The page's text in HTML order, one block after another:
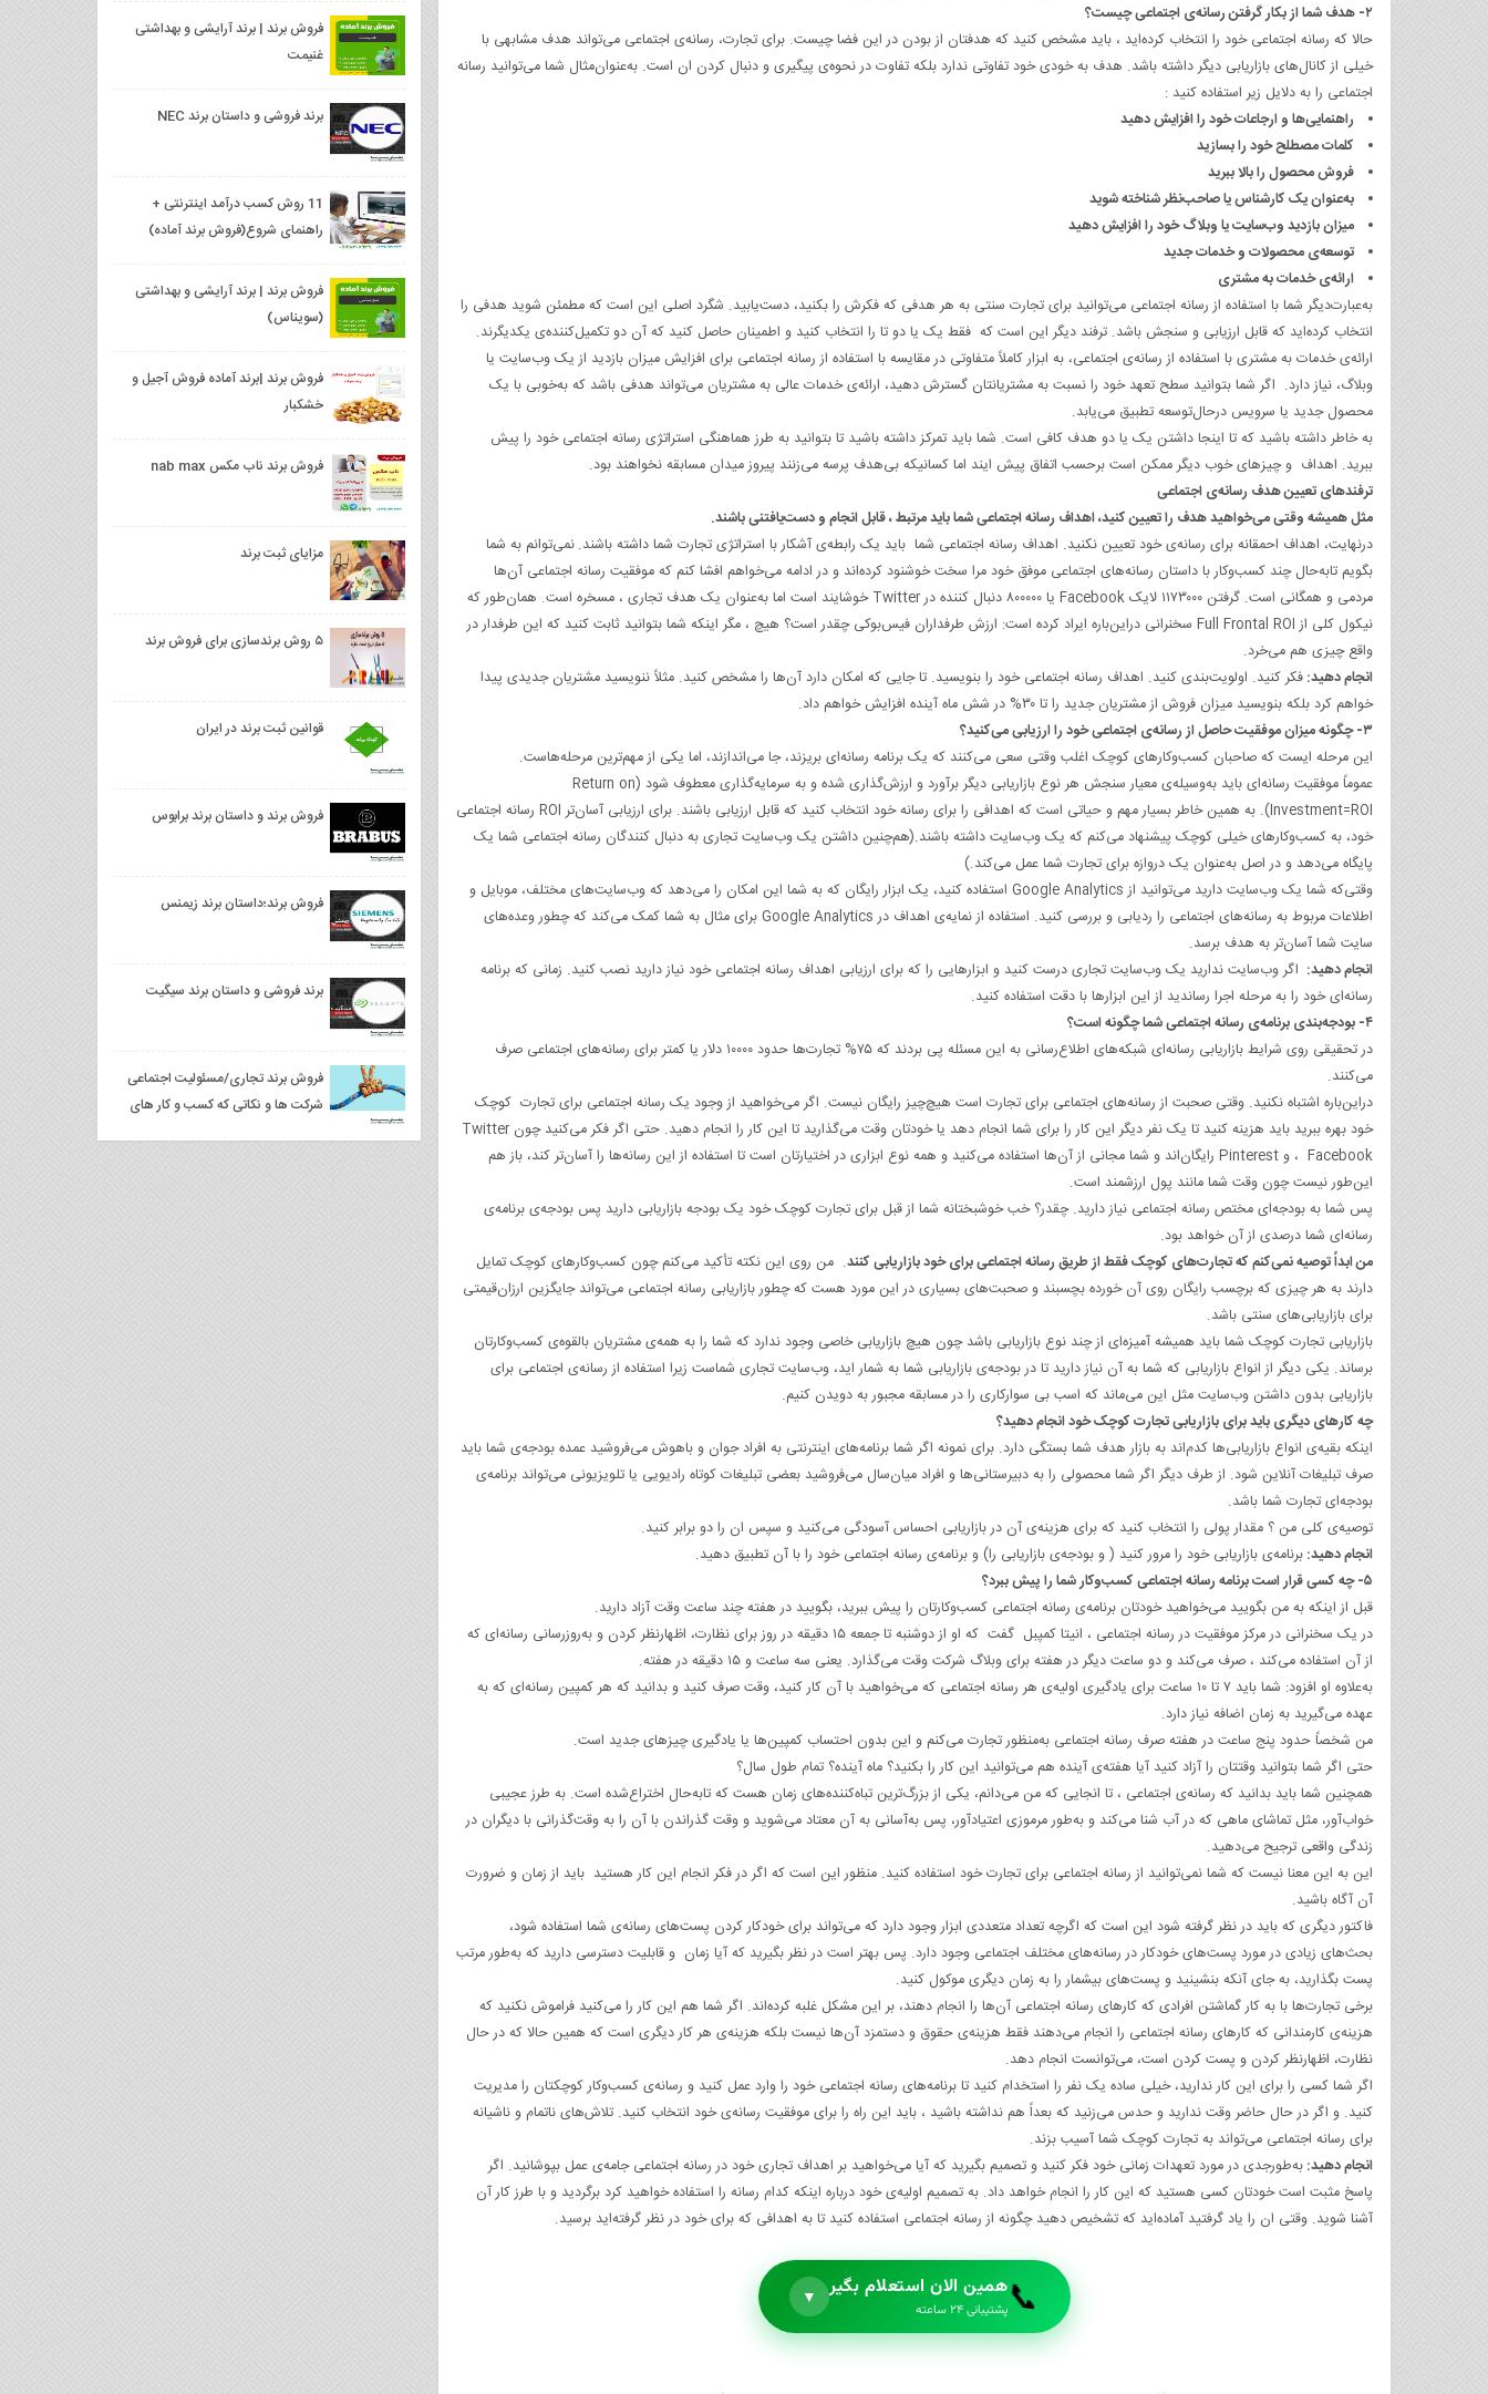
۲- هدف شما از بکار گرفتن رسانه‌ی اجتماعی چیست؟
حالا که رسانه اجتماعی خود را انتخاب کرده‌اید ، باید مشخص کنید که هدفتان از بودن در این فضا چیست. برای تجارت، رسانه‌ی اجتماعی می‌تواند هدف مشابهی با
خیلی از کانال‌های بازاریابی دیگر داشته باشد. هدف به‌ خودی‌ خود تفاوتی ندارد بلکه تفاوت در نحوه‌ی پیگیری و دنبال کردن ان است. به‌عنوان‌مثال شما می‌توانید رسانه
اجتماعی را به دلایل زیر استفاده کنید :
راهنمایی‌ها و ارجاعات خود را افزایش دهید
کلمات مصطلح خود را بسازید
فروش محصول را بالا ببرید
به‌عنوان یک کارشناس یا صاحب‌نظر شناخته شوید
میزان بازدید وب‌سایت یا وبلاگ خود را افزایش دهید
توسعه‌ی محصولات و خدمات جدید
ارائه‌ی خدمات به مشتری
به‌عبارت‌دیگر شما با استفاده از رسانه اجتماعی می‌توانید برای تجارت سنتی به هر هدفی که فکرش را بکنید، دست‌یابید. شگرد اصلی این است که مطمئن شوید هدفی را
انتخاب کرده‌اید که قابل ارزیابی و سنجش باشد. ترفند دیگر این است که فقط یک یا دو تا را انتخاب کنید و اطمینان حاصل کنید که آن دو تکمیل‌کننده‌ی یکدیگرند.
ارائه‌ی خدمات به مشتری با استفاده از رسانه‌ی اجتماعی، به ابزار کاملاً متفاوتی در مقایسه با استفاده از رسانه اجتماعی برای افزایش میزان بازدید از یک وب‌سایت یا
وبلاگ، نیاز دارد. اگر شما بتوانید سطح تعهد خود را نسبت به مشتریانتان گسترش دهید، ارائه‌ی خدمات عالی به مشتریان می‌تواند هدفی باشد که به‌خوبی با یک
محصول جدید یا سرویس درحال‌توسعه تطبیق می‌یابد.
به خاطر داشته باشید که تا اینجا داشتن یک یا دو هدف کافی است. شما باید تمرکز داشته باشید تا بتوانید به طرز هماهنگی استراتژی رسانه اجتماعی خود را پیش
ببرید. اهداف و چیزهای خوب دیگر ممکن است برحسب اتفاق پیش ایند اما کسانیکه بی‌هدف پرسه می‌زنند پیروز میدان مسابقه نخواهند بود.
ترفندهای تعیین هدف رسانه‌ی اجتماعی
مثل همیشه وقتی می‌خواهید هدف را تعیین کنید، اهداف رسانه اجتماعی شما باید مرتبط ، قابل انجام و دست‌یافتنی باشند.
درنهایت، اهداف احمقانه برای رسانه‌ی خود تعیین نکنید. اهداف رسانه اجتماعی شما باید یک رابطه‌ی آشکار با استراتژی تجارت شما داشته باشند.نمی‌توانم به شما
بگویم تابه‌حال چند کسب‌وکار با داستان رسانه‌های اجتماعی موفق خود مرا سخت خوشنود کرده‌اند و در ادامه می‌خواهم افشا کنم که موفقیت رسانه اجتماعی آن‌ها
مردمی و همگانی است. گرفتن ۱۱۷۳۰۰۰ لایک Facebook یا ۸۰۰۰۰۰ دنبال کننده در Twitter خوشایند است اما به‌عنوان یک هدف تجاری ، مسخره است. همان‌طور که
نیکول کلی از Full Frontal ROI سخنرانی دراین‌باره ایراد کرده است: ارزش طرفداران فیس‌بوکی چقدر است؟ هیچ ، مگر اینکه شما بتوانید ثابت کنید که این طرفدار در
واقع چیزی هم می‌خرد.
انجام دهید:فکر کنید. اولویت‌بندی کنید. اهداف رسانه اجتماعی خود را بنویسید. تا جایی که امکان دارد آن‌ها را مشخص کنید. مثلاً ننویسید مشتریان جدیدی پیدا
خواهم کرد بلکه بنویسید میزان فروش از مشتریان جدید را تا ۳۰% در شش ماه آینده افزایش خواهم داد.
۳- چگونه میزان موفقیت حاصل از رسانه‌ی اجتماعی خود را ارزیابی می‌کنید؟
این مرحله ایست که صاحبان کسب‌وکارهای کوچک اغلب وقتی سعی می‌کنند که یک برنامه رسانه‌ای بریزند، جا می‌اندازند، اما یکی از مهم‌ترین مرحله‌هاست.
عموماً موفقیت رسانه‌ای باید به‌وسیله‌ی معیار سنجش هر نوع بازاریابی دیگر برآورد و ارزش‌گذاری شده و به سرمایه‌گذاری معطوف شود (Return on
Investment=ROI). به همین خاطر بسیار مهم و حیاتی است که اهدافی را برای رسانه خود انتخاب کنید که قابل ارزیابی باشند. برای ارزیابی آسان‌تر ROI رسانه اجتماعی
خود، به کسب‌وکارهای خیلی کوچک پیشنهاد می‌کنم که یک وب‌سایت داشته باشند.(هم‌چنین داشتن یک وب‌سایت تجاری به دنبال کنندگان رسانه اجتماعی شما یک
پایگاه می‌دهد و در اصل به‌عنوان یک دروازه برای تجارت شما عمل می‌کند.)
وقتی‌که شما یک وب‌سایت دارید می‌توانید از Google Analytics استفاده کنید، یک ابزار رایگان که به شما این امکان را می‌دهد که وب‌سایت‌های مختلف، موبایل و
اطلاعات مربوط به رسانه‌های اجتماعی را ردیابی و بررسی کنید. استفاده از نمایه‌ی اهداف در Google Analytics برای مثال به شما کمک می‌کند که چطور وعده‌های
سایت شما آسان‌تر به هدف برسد.
انجام دهید: اگر وب‌سایت ندارید یک وب‌سایت تجاری درست کنید و ابزارهایی را که برای ارزیابی اهداف رسانه اجتماعی خود نیاز دارید نصب کنید. زمانی که برنامه
رسانه‌ای خود را به مرحله اجرا رساندید از این ابزارها با دقت استفاده کنید.
۴- بودجه‌بندی برنامه‌ی رسانه اجتماعی شما چگونه است؟
در تحقیقی روی شرایط بازاریابی رسانه‌ای شبکه‌های اطلاع‌رسانی به این مسئله پی بردند که ۷۵% تجارت‌ها حدود ۱۰۰۰۰ دلار یا کمتر برای رسانه‌های اجتماعی صرف
می‌کنند.
دراین‌باره اشتباه نکنید. وقتی صحبت از رسانه‌های اجتماعی برای تجارت است هیچ‌چیز رایگان نیست. اگر می‌خواهید از وجود یک رسانه اجتماعی برای تجارت کوچک
خود بهره ببرید باید هزینه کنید تا یک نفر دیگر این کار را برای شما انجام دهد یا خودتان وقت می‌گذارید تا این کار را انجام دهید. حتی اگر فکر می‌کنید چون Twitter
، Facebookو Pinterest رایگان‌اند و شما مجانی از آن‌ها استفاده می‌کنید و همه نوع ابزاری در اختیارتان است تا استفاده از این رسانه‌ها را آسان‌تر کند، باز هم
این‌طور نیست چون وقت شما مانند پول ارزشمند است.
پس شما به بودجه‌ای مختص رسانه اجتماعی نیاز دارید. چقدر؟ خب خوشبختانه شما از قبل برای تجارت کوچک خود یک بودجه بازاریابی دارید پس بودجه‌ی برنامه‌ی
رسانه‌ای شما درصدی از آن خواهد بود.
من ابداً توصیه نمی‌کنم که تجارت‌های کوچک فقط از طریق رسانه اجتماعی برای خود بازاریابی کنند. من روی این نکته تأکید می‌کنم چون کسب‌وکارهای کوچک تمایل
دارند به هر چیزی که برچسب رایگان روی آن خورده بچسبند و صحبت‌های بسیاری در این مورد هست که چطور بازاریابی رسانه اجتماعی می‌تواند جایگزین ارزان‌قیمتی
برای بازاریابی‌های سنتی باشد.
بازاریابی تجارت کوچک شما باید همیشه آمیزه‌ای از چند نوع بازاریابی باشد چون هیچ بازاریابی خاصی وجود ندارد که شما را به همه‌ی مشتریان بالقوه‌ی کسب‌وکارتان
برساند. یکی دیگر از انواع بازاریابی که شما به آن نیاز دارید تا در بودجه‌ی بازاریابی شما به شمار اید، وب‌سایت تجاری شماست زیرا استفاده از رسانه‌ی اجتماعی برای
بازاریابی بدون داشتن وب‌سایت مثل این می‌ماند که اسب بی سوارکاری را در مسابقه مجبور به دویدن کنیم.
چه کارهای دیگری باید برای بازاریابی تجارت کوچک خود انجام دهید؟
اینکه بقیه‌ی انواع بازاریابی‌ها کدم‌اند به بازار هدف شما بستگی دارد. برای نمونه اگر شما برنامه‌های اینترنتی به افراد جوان و باهوش می‌فروشید عمده بودجه‌ی شما باید
صرف تبلیغات آنلاین شود. از طرف دیگر اگر شما محصولی را به دبیرستانی‌ها و افراد میان‌سال می‌فروشید بعضی تبلیغات کوتاه رادیویی یا تلویزیونی می‌تواند برنامه‌ی
بودجه‌ای تجارت شما باشد.
توصیه‌ی کلی من ؟ مقدار پولی را انتخاب کنید که برای هزینه‌ی آن در بازاریابی احساس آسودگی می‌کنید و سپس ان را دو برابر کنید.
انجام دهید:برنامه‌ی بازاریابی خود را مرور کنید ( و بودجه‌ی بازاریابی را) و برنامه‌ی رسانه اجتماعی خود را با آن تطبیق دهید.
۵- چه کسی قرار است برنامه رسانه اجتماعی کسب‌وکار شما را پیش ببرد؟
قبل از اینکه به من بگویید می‌خواهید خودتان برنامه‌ی رسانه اجتماعی کسب‌وکارتان را پیش ببرید، بگویید در هفته چند ساعت وقت آزاد دارید.
در یک سخنرانی در مرکز موفقیت در رسانه اجتماعی ، انیتا کمپبل گفت که او از دوشنبه تا جمعه ۱۵ دقیقه در روز برای نظارت، اظهارنظر کردن و به‌روزرسانی رسانه‌ای که
از آن استفاده می‌کند ، صرف می‌کند و دو ساعت دیگر در هفته برای وبلاگ شرکت وقت می‌گذارد. یعنی سه ساعت و ۱۵ دقیقه در هفته.
به‌علاوه او افزود: شما باید ۷ تا ۱۰ ساعت برای یادگیری اولیه‌ی هر رسانه اجتماعی که می‌خواهید با آن کار کنید، وقت صرف کنید و بدانید که هر کمپین رسانه‌ای که به
عهده می‌گیرید به زمان اضافه نیاز دارد.
من شخصاً حدود پنج ساعت در هفته صرف رسانه اجتماعی به‌منظور تجارت می‌کنم و این بدون احتساب کمپین‌ها یا یادگیری چیزهای جدید است.
حتی اگر شما بتوانید وقتتان را آزاد کنید آیا هفته‌ی آینده هم می‌توانید این کار را بکنید؟ ماه آینده؟ تمام طول سال؟
همچنین شما باید بدانید که رسانه‌ی اجتماعی ، تا انجایی که من می‌دانم، یکی از بزرگ‌ترین تباه‌کننده‌های زمان هست که تابه‌حال اختراع‌شده است. به طرز عجیبی
خواب‌آور، مثل تماشای ماهی که در آب شنا می‌کند و به‌طور مرموزی اعتیادآور، پس به‌آسانی به آن معتاد می‌شوید و وقت گذراندن با آن را به ‌وقت‌گذرانی با دیگران در
زندگی واقعی ترجیح می‌دهید.
این به این معنا نیست که شما نمی‌توانید از رسانه اجتماعی برای تجارت خود استفاده کنید. منظور این است که اگر در فکر انجام این کار هستید باید از زمان و ضرورت
آن آگاه باشید.
فاکتور دیگری که باید در نظر گرفته شود این است که اگرچه تعداد متعددی ابزار وجود دارد که می‌تواند برای خودکار کردن پست‌های رسانه‌ی شما استفاده شود،
بحث‌های زیادی در مورد پست‌های خودکار در رسانه‌های مختلف اجتماعی وجود دارد. پس بهتر است در نظر بگیرید که آیا زمان و قابلیت دسترسی دارید که به‌طور مرتب
پست بگذارید، به جای آنکه بنشینید و پست‌های بیشمار را به زمان دیگری موکول کنید.
برخی تجارت‌ها با به کار گماشتن افرادی که کارهای رسانه اجتماعی آن‌ها را انجام دهند، بر این مشکل غلبه کرده‌اند. اگر شما هم این کار را می‌کنید فراموش نکنید که
هزینه‌ی کارمندانی که کارهای رسانه اجتماعی را انجام می‌دهند فقط هزینه‌ی حقوق و دستمزد آن‌ها نیست بلکه هزینه‌ی هر کار دیگری است که همین حالا که در حال
نظارت، اظهارنظر کردن و پست کردن است، می‌توانست انجام دهد.
اگر شما کسی را برای این کار ندارید، خیلی ساده یک نفر را استخدام کنید تا برنامه‌های رسانه اجتماعی خود را وارد عمل کنید و رسانه‌ی کسب‌وکار کوچکتان را مدیریت
کنید. و اگر در حال حاضر وقت ندارید و حدس می‌زنید که بعداً هم نداشته باشید ، باید این راه را برای موفقیت رسانه‌ی خود انتخاب کنید. تلاش‌های ناتمام و ناشیانه
برای رسانه اجتماعی می‌تواند به تجارت کوچک شما آسیب بزند.
انجام دهید:به‌طورجدی در مورد تعهدات زمانی خود فکر کنید و تصمیم بگیرید که آیا می‌خواهید بر اهداف تجاری خود در رسانه اجتماعی جامه‌ی عمل بپوشانید. اگر
پاسخ مثبت است خودتان کسی هستید که این کار را انجام خواهد داد. به تصمیم اولیه‌ی خود درباره اینکه کدام رسانه را استفاده خواهید کرد برگردید و با طرز کار آن
آشنا شوید. وقتی ان را یاد گرفتید آماده‌اید که تشخیص دهید چگونه از رسانه اجتماعی استفاده کنید تا به اهدافی که برای خود در نظر گرفته‌اید برسید.
📞همین الان استعلام بگیر
پشتیبانی ۲۴ ساعته
▼
فروش برند | برند آرایشی و بهداشتی
غنیمت
برند فروشی و داستان برند NEC
11 روش کسب درآمد اینترنتی +
راهنمای شروع(فروش برند آماده)
فروش برند | برند آرایشی و بهداشتی
(سویناس)
فروش برند |برند آماده فروش آجیل و
خشکبار
فروش برند ناب مکس nab max
مزایای ثبت برند
۵ روش برندسازی برای فروش برند
قوانین ثبت برند در ایران
فروش برند و داستان برند برابوس
فروش برند؛داستان برند زیمنس
برند فروشی و داستان برند سیگیت
فروش برند تجاری/مسئولیت اجتماعی
شرکت ها و نکاتی که کسب‌ و کار های